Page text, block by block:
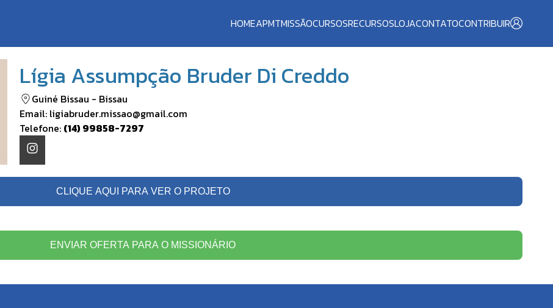
HOMEAPMTMISSÃOCURSOSRECURSOSLOJACONTATOCONTRIBUIR
Lígia Assumpção Bruder Di Creddo
Guiné Bissau - Bissau
Email: ligiabruder.missao@gmail.com
Telefone: (14) 99858-7297
CLIQUE AQUI PARA VER O PROJETO
ENVIAR OFERTA PARA O MISSIONÁRIO